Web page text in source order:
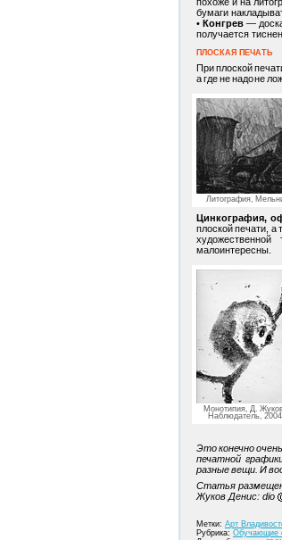
бумаги
Конгрев —
получается
ПЛОСКАЯ ПЕЧАТЬ
При плоской
а где не надо не
Литография,
Цинкография,
плоской печати,
малоинтересны.
Монотипия, Д.
Наблюдатель, 2004
Это конечно
печатной
разные вещи. И
Статья
Жуков Денис: dio
Метки: Арт
Рубрика: Обучающие